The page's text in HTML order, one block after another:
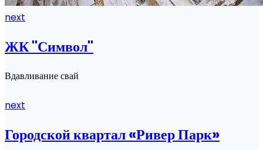
next
ЖК "Символ"
Вдавливание свай
next
Городской квартал «Ривер Парк»